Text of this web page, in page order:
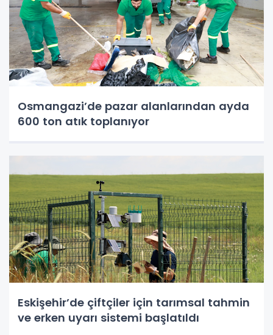
Osmangazi’de pazar alanlarından ayda
600 ton atık toplanıyor
Eskişehir’de çiftçiler için tarımsal tahmin
ve erken uyarı sistemi başlatıldı